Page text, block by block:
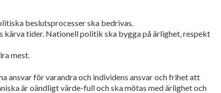
beslutsprocesser ska bedrivas.
tider. Nationell politik ska bygga på ärlighet, respekt
mest.
ansvar för varandra och individens ansvar och frihet att
är oändligt värde-full och ska mötas med ärlighet och